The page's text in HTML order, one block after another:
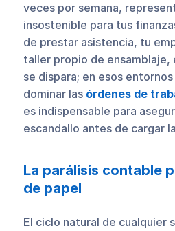
veces por semana,
insostenible para tus
de prestar asistencia, tu
taller propio de ensamblaje,
se dispara; en esos
dominar las órdenes de
es indispensable para
escandallo antes de cargar
La parálisis contable
de papel
El ciclo natural de cualquier